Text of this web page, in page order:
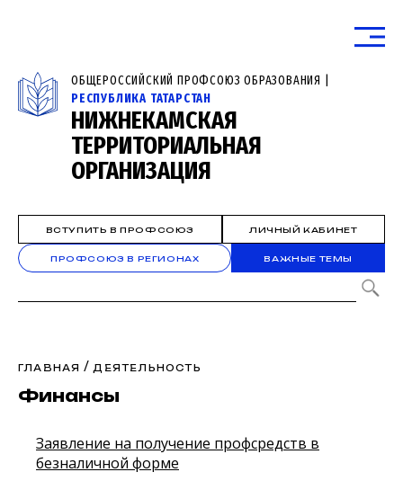
ОБЩЕРОССИЙСКИЙ ПРОФСОЮЗ ОБРАЗОВАНИЯ |
РЕСПУБЛИКА ТАТАРСТАН
НИЖНЕКАМСКАЯ
ТЕРРИТОРИАЛЬНАЯ
ОРГАНИЗАЦИЯ
ВСТУПИТЬ В ПРОФСОЮЗ ЛИЧНЫЙ КАБИНЕТ
ПРОФСОЮЗ В РЕГИОНАХ ВАЖНЫЕ ТЕМЫ
ГЛАВНАЯ /ДЕЯТЕЛЬНОСТЬ
Финансы
Заявление на получение профсредств в
безналичной форме